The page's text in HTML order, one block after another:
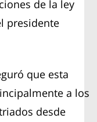
de la ley
presidente
que esta
a los
desde